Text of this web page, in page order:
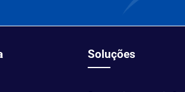
Soluções